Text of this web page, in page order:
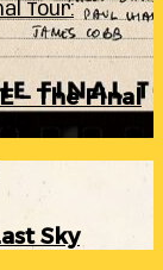
Tour:
– The Final
Sky